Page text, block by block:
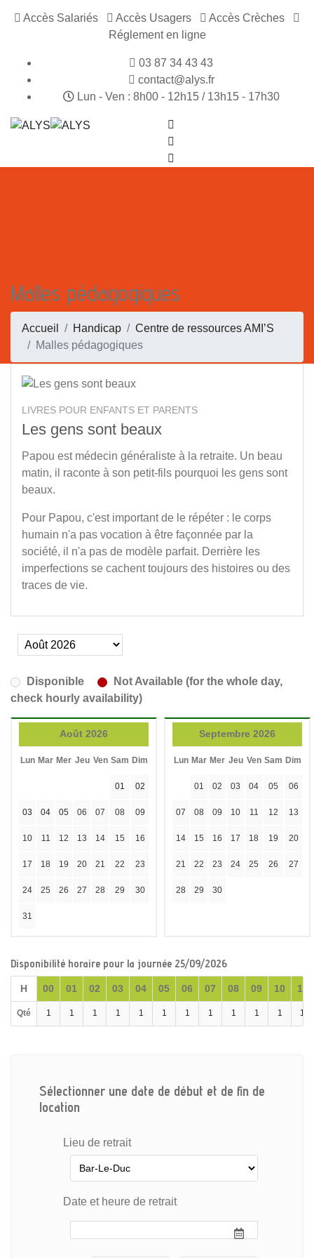
Accès Salariés Accès Usagers
Accès Crèches
Réglement en ligne
03 87 34 43 43
contact@alys.fr
Lun - Ven : 8h00 - 12h15 / 13h15 - 17h30
Malles pédagogiques
Accueil Handicap
Centre de ressources AMI’S
Malles pédagogiques
LIVRES POUR ENFANTS ET PARENTS
Les gens sont beaux
Papou est médecin généraliste à la retraite. Un beau
matin, il raconte à son petit-fils pourquoi les gens sont
beaux.
Pour Papou, c'est important de le répéter : le corps
humain n'a pas vocation à être façonnée par la
société, il n'a pas de modèle parfait. Derrière les
imperfections se cachent toujours des histoires ou des
traces de vie.
Disponible
Not Available (for the whole day,
check hourly availability)
Août 2026
Lun Mar Mer Jeu Ven Sam Dim
01 02
03 04 05 06 07 08 09
10 11 12 13 14 15 16
17 18 19 20 21 22 23
24 25 26 27 28 29 30
31
Septembre 2026
Lun Mar Mer Jeu Ven Sam Dim
01 02 03 04 05 06
07 08 09 10 11 12 13
14 15 16 17 18 19 20
21 22 23 24 25 26 27
28 29 30
Disponibilité horaire pour la journée 25/09/2026
H 00 01 02 03 04 05 06 07 08 09 10 11
Qté 1 1 1 1 1 1 1 1 1 1 1 1
Sélectionner une date de début et de fin de
location
Lieu de retrait
Date et heure de retrait